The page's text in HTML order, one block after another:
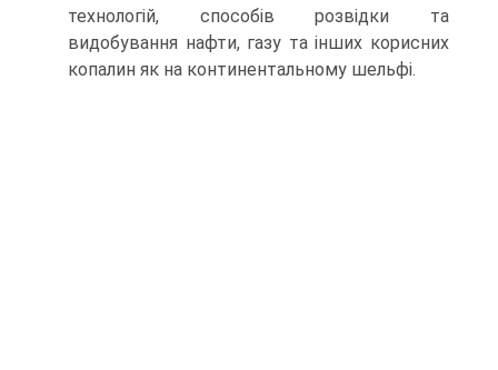
технологій, способів розвідки та
видобування нафти, газу та інших корисних
копалин як на континентальному шельфі.